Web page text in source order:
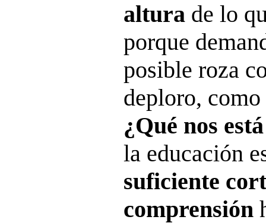
altura de lo
porque
posible roza
deploro,
¿Qué nos
la educación
suficiente
comprensión